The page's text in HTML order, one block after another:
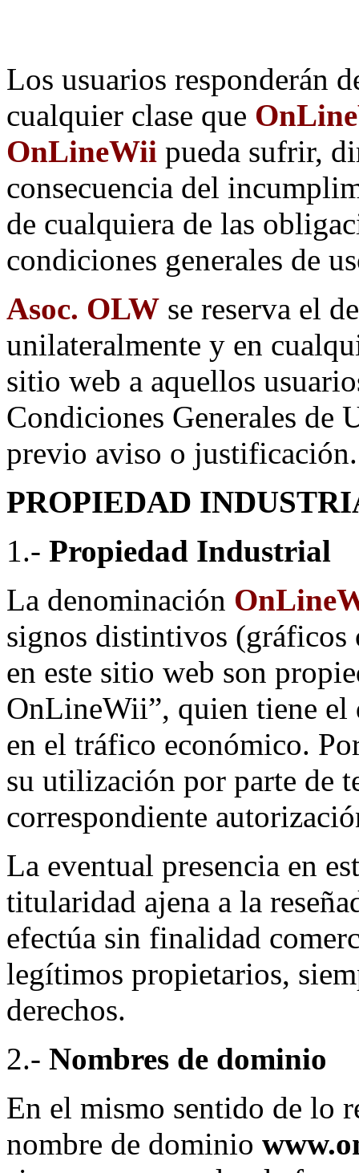
Los usuarios responderán
cualquier clase que
OnLineWii pueda sufrir,
consecuencia del
de cualquiera de las
condiciones generales de
Asoc. OLW se reserva el
unilateralmente y en
sitio web a aquellos
Condiciones Generales de
previo aviso o justificación.
PROPIEDAD
1.- Propiedad Industrial
La denominación
signos distintivos (gráficos
en este sitio web son
OnLineWii”, quien tiene
en el tráfico económico.
su utilización por parte de
correspondiente
La eventual presencia en
titularidad ajena a la
efectúa sin finalidad
legítimos propietarios,
derechos.
2.- Nombres de dominio
En el mismo sentido de lo
nombre de dominio